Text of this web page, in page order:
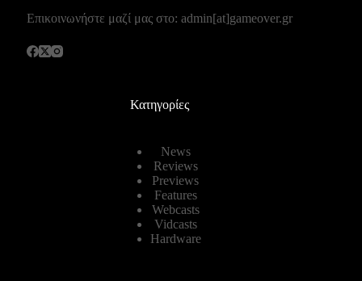
Επικοινωνήστε μαζί μας στο: admin[at]gameover.gr
Κατηγορίες
News
Reviews
Previews
Features
Webcasts
Vidcasts
Hardware